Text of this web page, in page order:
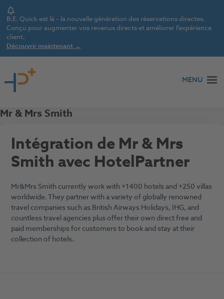
Notice
B.E. Quick est là – la nouvelle génération des réservations directes.
Conçu pour augmenter vos revenus directs et améliorer l’expérience
client.
Découvrir maintenant →
MENU
Mr & Mrs Smith
Intégration de Mr & Mrs
Smith avec HotelPartner
Mr&Mrs Smith currently work with +1400 hotels and +250 villas
worldwide. They partner with a variety of globally renowned
travel companies such as British Airways Holidays, IHG, and
countless travel agencies plus offer their own direct free and
paid memberships for customers to book and stay at their
collection of hotels.